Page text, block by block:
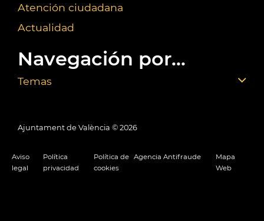
Atención ciudadana
Actualidad
Navegación por...
Temas
Ajuntament de València © 2026
Aviso
legal
Política
privacidad
Política de
cookies
Agencia Antifraude
Mapa
Web